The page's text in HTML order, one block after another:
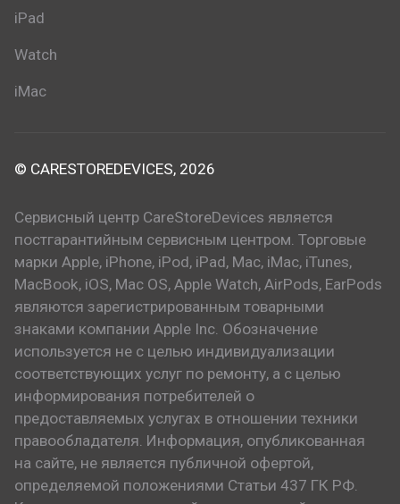
iPad
Watch
iMac
© CARESTOREDEVICES, 2026
Сервисный центр CareStoreDevices является
постгарантийным сервисным центром. Торговые
марки Apple, iPhone, iPod, iPad, Mac, iMac, iTunes,
MacBook, iOS, Mac OS, Apple Watch, AirPods, EarPods
являются зарегистрированным товарными
знаками компании Apple Inc. Обозначение
используется не с целью индивидуализации
соответствующих услуг по ремонту, а с целью
информирования потребителей о
предоставляемых услугах в отношении техники
правообладателя. Информация, опубликованная
на сайте, не является публичной офертой,
определяемой положениями Статьи 437 ГК РФ.